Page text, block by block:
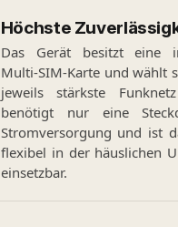
Höchste
Das Gerät besitzt eine
Multi-SIM-Karte und wählt
jeweils stärkste
benötigt nur eine
Stromversorgung und ist
flexibel in der häuslichen
einsetzbar.